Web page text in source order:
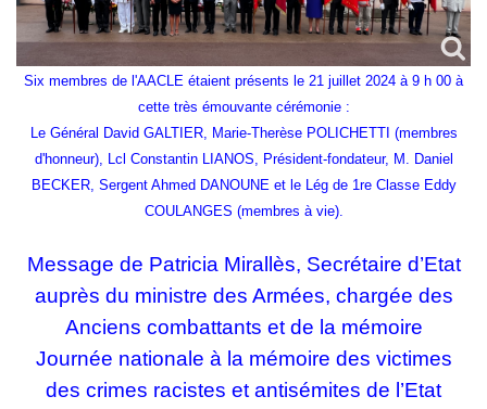
Six membres de l'AACLE étaient présents le 21 juillet 2024 à 9 h 00 à
cette très émouvante cérémonie :
Le Général David GALTIER, Marie-Therèse POLICHETTI (membres
d'honneur), Lcl Constantin LIANOS, Président-fondateur, M. Daniel
BECKER, Sergent Ahmed DANOUNE et le Lég de 1re Classe Eddy
COULANGES (membres à vie).
Message de Patricia Mirallès, Secrétaire d’Etat
auprès du ministre des Armées, chargée des
Anciens combattants et de la mémoire
Journée nationale à la mémoire des victimes
des crimes racistes et antisémites de l’Etat